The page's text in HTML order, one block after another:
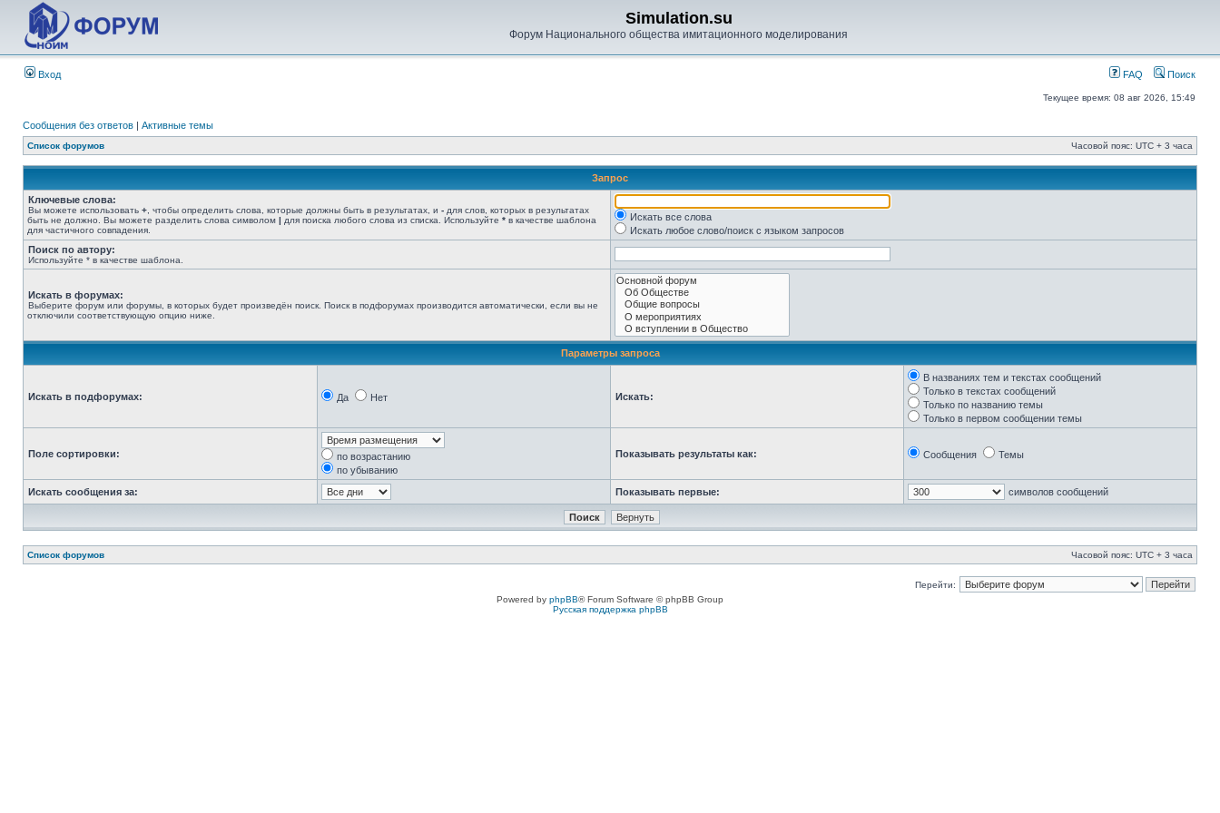
Simulation.su
Форум Национального общества имитационного моделирования
Вход FAQ Поиск
Текущее время: 08 авг 2026, 15:49
Сообщения без ответов | Активные темы
Список форумов Часовой пояс: UTC + 3 часа
Запрос
Ключевые слова:
Вы можете использовать + , чтобы определить слова, которые должны быть в результатах, и - для слов, которых в результатах
быть не должно. Вы можете разделить слова символом | для поиска любого слова из списка. Используйте * в качестве шаблона
для частичного совпадения.
Искать все слова
Искать любое слово/поиск с языком запросов
Поиск по автору:
Используйте * в качестве шаблона.
Искать в форумах:
Выберите форум или форумы, в которых будет произведён поиск. Поиск в подфорумах производится автоматически, если вы не
отключили соответствующую опцию ниже.
Параметры запроса
Искать в подфорумах: Да Нет Искать:
В названиях тем и текстах сообщений
Только в текстах сообщений
Только по названию темы
Только в первом сообщении темы
Поле сортировки:
по возрастанию
по убыванию
Показывать результаты как: Сообщения Темы
Искать сообщения за: Показывать первые: символов сообщений
Список форумов Часовой пояс: UTC + 3 часа
Перейти:
Powered by phpBB® Forum Software © phpBB Group
Русская поддержка phpBB